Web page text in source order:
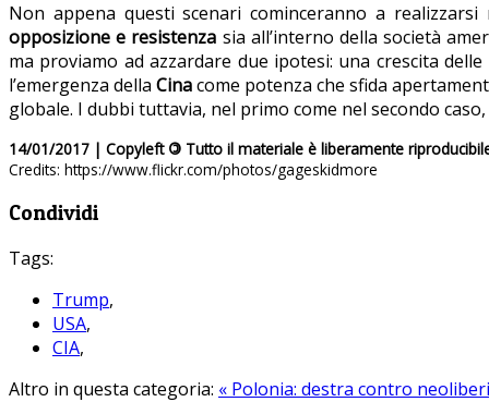
Non appena questi scenari cominceranno a
opposizione e resistenza sia all’interno della società
ma proviamo ad azzardare due ipotesi: una crescita delle
l’emergenza della Cinacome potenza che sfida
globale. I dubbi tuttavia, nel primo come nel secondo
14/01/2017 | Copyleft © Tutto il materiale è liberamente
Credits: https://www.flickr.com/photos/gageskidmore
Condividi
Tags:
Trump,
USA,
CIA,
Altro in questa categoria: « Polonia: destra contro